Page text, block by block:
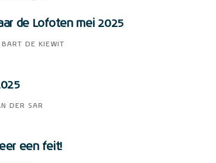
de Lofoten mei 2025
BART DE KIEWIT
DER SAR
een feit!